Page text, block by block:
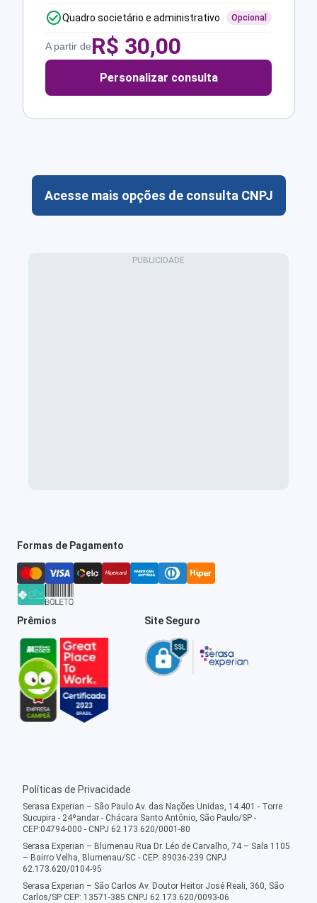
Quadro societário e administrativo Opcional
A partir deR$ 30,00
Personalizar consulta
Acesse mais opções de consulta CNPJ
Formas de Pagamento
Prêmios Site Seguro
Políticas de Privacidade
Serasa Experian – São Paulo Av. das Nações Unidas, 14.401 - Torre
Sucupira - 24ºandar - Chácara Santo Antônio, São Paulo/SP -
CEP:04794-000 - CNPJ 62.173.620/0001-80
Serasa Experian – Blumenau Rua Dr. Léo de Carvalho, 74 – Sala 1105
– Bairro Velha, Blumenau/SC - CEP: 89036-239 CNPJ
62.173.620/0104-95
Serasa Experian – São Carlos Av. Doutor Heitor José Reali, 360, São
Carlos/SP CEP: 13571-385 CNPJ 62.173.620/0093-06